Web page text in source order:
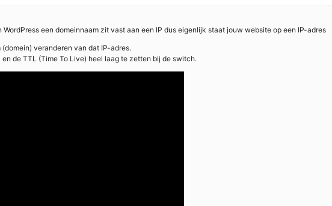
een domeinnaam zit vast aan een IP dus eigenlijk staat jouw website op een IP-adres
veranderen van dat IP-adres.
de TTL (Time To Live) heel laag te zetten bij de switch.